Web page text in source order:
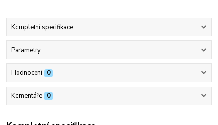
Kompletní specifikace
Parametry
Hodnocení 0
Komentáře 0